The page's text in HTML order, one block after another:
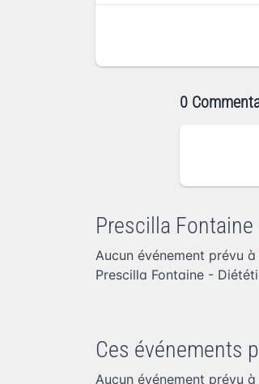
0
Prescilla
Aucun événement prévu
Prescilla Fontaine -
Ces événements
Aucun événement prévu